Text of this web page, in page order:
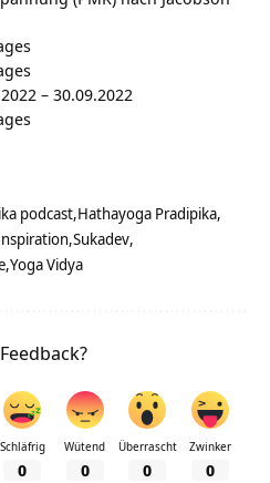
– 30.09.2022
podcast Hathayoga Pradipika
Sukadev
Yoga Vidya
Schläfrig
0
Wütend
0
Überrascht
0
Zwinker
0